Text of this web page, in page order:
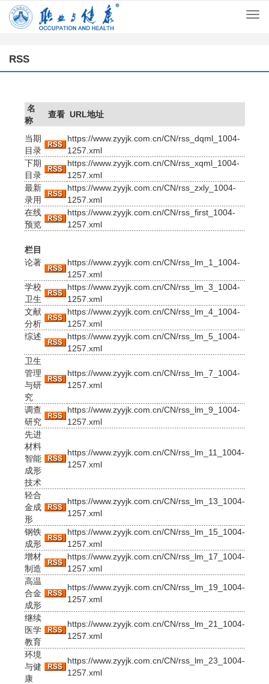
RSS
名
称
查看 URL地址
当期
目录
https://www.zyyjk.com.cn/CN/rss_dqml_1004-
1257.xml
下期
目录
https://www.zyyjk.com.cn/CN/rss_xqml_1004-
1257.xml
最新
录用
https://www.zyyjk.com.cn/CN/rss_zxly_1004-
1257.xml
在线
预览
https://www.zyyjk.com.cn/CN/rss_first_1004-
1257.xml
栏目
论著
https://www.zyyjk.com.cn/CN/rss_lm_1_1004-
1257.xml
学校
卫生
https://www.zyyjk.com.cn/CN/rss_lm_3_1004-
1257.xml
文献
分析
https://www.zyyjk.com.cn/CN/rss_lm_4_1004-
1257.xml
综述
https://www.zyyjk.com.cn/CN/rss_lm_5_1004-
1257.xml
卫生
管理
与研
究
https://www.zyyjk.com.cn/CN/rss_lm_7_1004-
1257.xml
调查
研究
https://www.zyyjk.com.cn/CN/rss_lm_9_1004-
1257.xml
先进
材料
智能
成形
技术
https://www.zyyjk.com.cn/CN/rss_lm_11_1004-
1257.xml
轻合
金成
形
https://www.zyyjk.com.cn/CN/rss_lm_13_1004-
1257.xml
钢铁
成形
https://www.zyyjk.com.cn/CN/rss_lm_15_1004-
1257.xml
增材
制造
https://www.zyyjk.com.cn/CN/rss_lm_17_1004-
1257.xml
高温
合金
成形
https://www.zyyjk.com.cn/CN/rss_lm_19_1004-
1257.xml
继续
医学
教育
https://www.zyyjk.com.cn/CN/rss_lm_21_1004-
1257.xml
环境
与健
康
https://www.zyyjk.com.cn/CN/rss_lm_23_1004-
1257.xml